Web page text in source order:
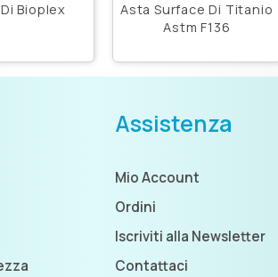
Bioplex
Asta Surface Di Titanio
Astm F136
Assistenza
Mio Account
Ordini
Iscriviti alla Newsletter
Contattaci